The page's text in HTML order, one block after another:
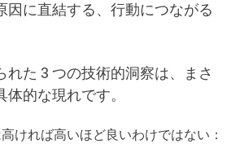
因に直結する、行動につながる
れた 3 つの技術的洞察は、まさ
的な現れです。
ければ高いほど良いわけではない：